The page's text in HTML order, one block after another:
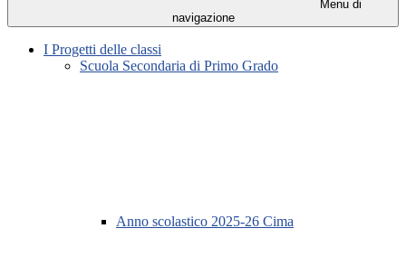
Menu di
navigazione
I Progetti delle classi
Scuola Secondaria di Primo Grado
Anno scolastico 2025-26 Cima